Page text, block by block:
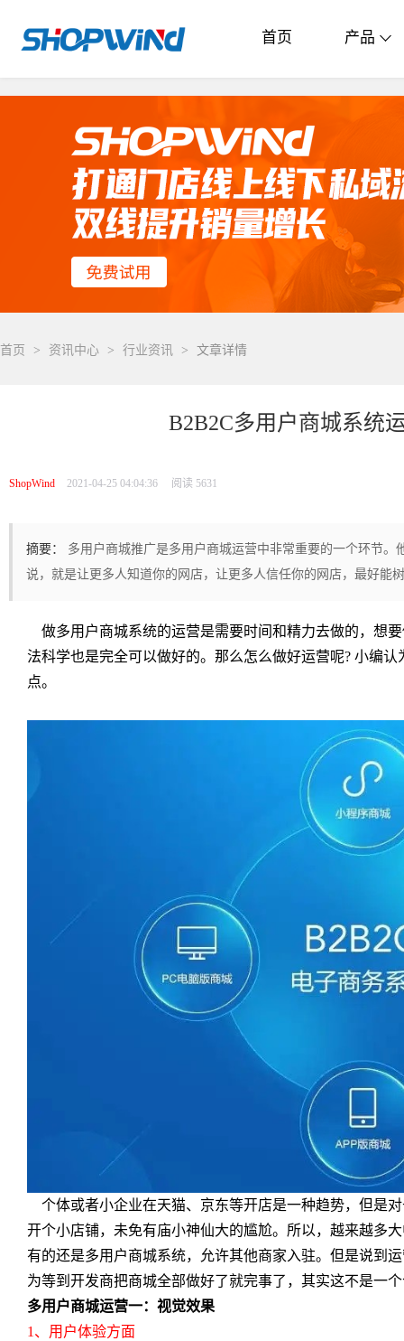
首页 产品
首页 > 资讯中心 > 行业资讯 > 文章详情
B2B2C多用户商城系统
ShopWind 2021-04-25 04:04:36 阅读 5631
摘要：
多用户商城推广是多用户商城运营中非常重要的一个环节
说，就是让更多人知道你的网店，让更多人信任你的网店，最好能
做多用户商城系统的运营是需要时间和精力去做的，想
法科学也是完全可以做好的。那么怎么做好运营呢? 小编认
点。
个体或者小企业在天猫、京东等开店是一种趋势，但是
开个小店铺，未免有庙小神仙大的尴尬。所以，越来越多
有的还是多用户商城系统，允许其他商家入驻。但是说到
为等到开发商把商城全部做好了就完事了，其实这不是一
多用户商城运营一：视觉效果
1、用户体验方面